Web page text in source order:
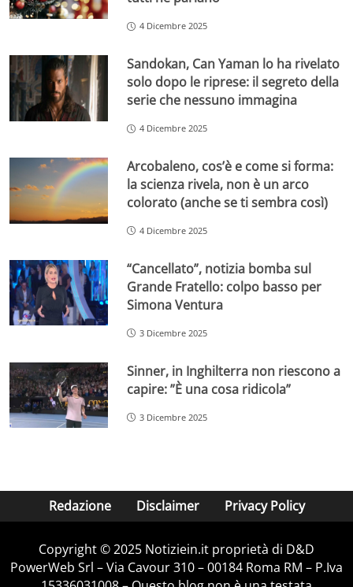
4 Dicembre 2025
Sandokan, Can Yaman lo ha rivelato
solo dopo le riprese: il segreto della
serie che nessuno immagina
4 Dicembre 2025
Arcobaleno, cos’è e come si forma:
la scienza rivela, non è un arco
colorato (anche se ti sembra così)
4 Dicembre 2025
“Cancellato”, notizia bomba sul
Grande Fratello: colpo basso per
Simona Ventura
3 Dicembre 2025
Sinner, in Inghilterra non riescono a
capire: ”È una cosa ridicola”
3 Dicembre 2025
Redazione Disclaimer Privacy Policy
Copyright © 2025 Notiziein.it proprietà di D&D
PowerWeb Srl – Via Cavour 310 – 00184 Roma RM – P.Iva